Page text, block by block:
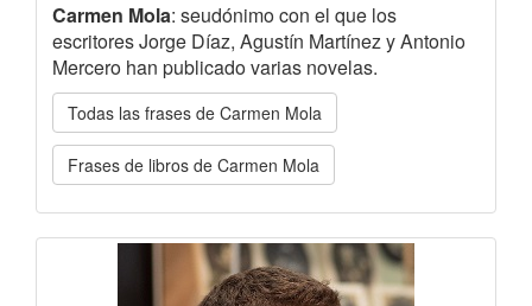
Carmen Mola: seudónimo con el que los
escritores Jorge Díaz, Agustín Martínez y Antonio
Mercero han publicado varias novelas.
Todas las frases de Carmen Mola
Frases de libros de Carmen Mola